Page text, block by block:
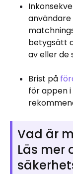
betygsätt
av eller de
Brist på
för appen
Vad är
Läs mer